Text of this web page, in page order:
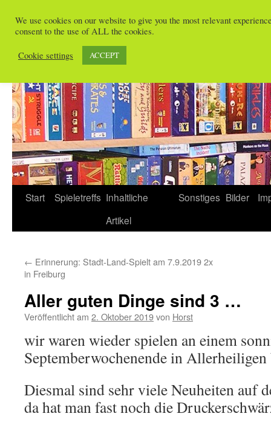
Zum
Spieletreffs in Freiburg
Start Spieletreffs Inhaltliche
Artikel
Sonstiges Bilder
← Erinnerung: Stadt-Land-Spielt am 7.9.2019 2x
in Freiburg
Aller guten Dinge sind 3 …
Veröffentlicht am 2. Oktober 2019von Horst
wir waren wieder spielen an einem
Septemberwochenende in Allerheiligen
Diesmal sind sehr viele Neuheiten auf
da hat man fast noch die
We use cookies on our website to give you the most relevant
consent to the use of ALL the cookies.
Cookie settings ACCEPT